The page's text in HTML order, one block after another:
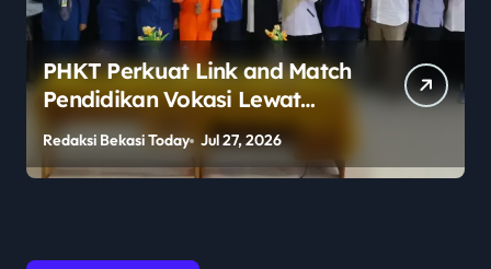
PHKT Perkuat Link and Match
Pendidikan Vokasi Lewat
Program Guru Tamu di SMKN
2 Penajam Paser Utara
Redaksi Bekasi Today Jul 27, 2026